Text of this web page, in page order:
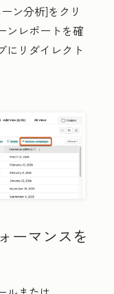
ン分析]をクリ
ンレポートを確
にリダイレクト
ーマンスを